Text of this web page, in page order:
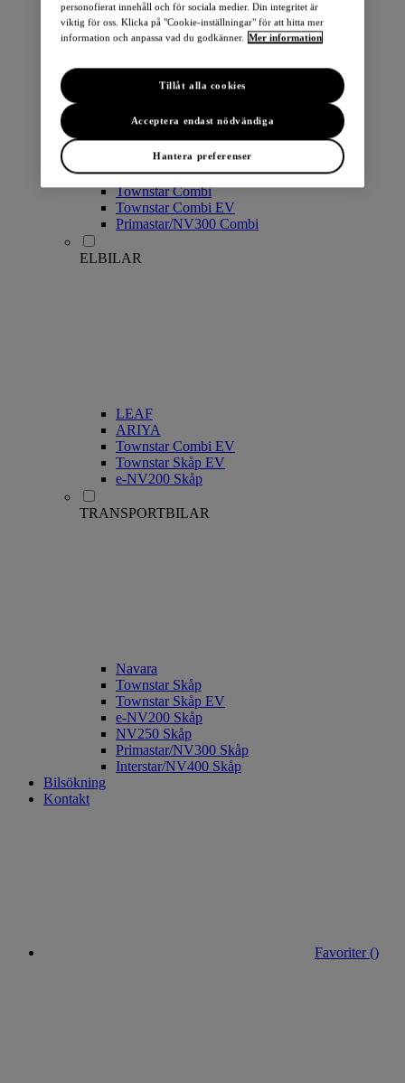
Qashqai
LEAF
ARIYA
X-Trail
Townstar Combi
Townstar Combi EV
Primastar/NV300 Combi
ELBILAR
LEAF
ARIYA
Townstar Combi EV
Townstar Skåp EV
e-NV200 Skåp
TRANSPORTBILAR
Navara
Townstar Skåp
Townstar Skåp EV
e-NV200 Skåp
NV250 Skåp
Primastar/NV300 Skåp
Interstar/NV400 Skåp
Bilsökning
Kontakt
Favoriter ()
personofierat innehåll och för sociala medier. Din integritet är
viktig för oss. Klicka på "Cookie-inställningar" för att hitta mer
information och anpassa vad du godkänner. Mer information
Hantera preferenser
Acceptera endast nödvändiga
Tillåt alla cookies